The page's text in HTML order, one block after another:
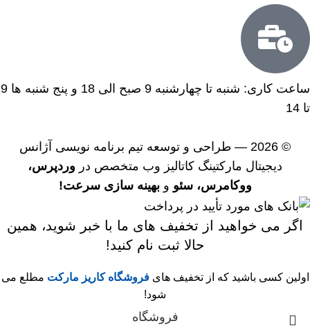
ساعت کاری: شنبه تا چهارشنبه 9 صبح الی 18 و پنج شنبه ها 9
تا 14
© 2026 — طراحی و توسعه
تیم برنامه نویسی آژانس
دیجیتال مارکتینگ کاتالیز وب متخصص در وردپرس،
ووکامرس، سئو وبهینه سازی سرعت!
اگر می خواهید از تخفیف های ما با خبر شوید، همین
حالا ثبت نام کنید!
اولین کسی باشید که از تخفیف هایفروشگاه کاریز مارکت مطلع می
شود!
فروشگاه